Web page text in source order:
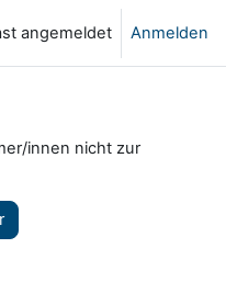
angemeldet Anmelden
innen nicht zur